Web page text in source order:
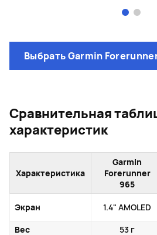
Выбрать Garmin
Сравнительная
характеристик
Характеристика
Garmin
Forerunner
965
Экран 1.4" AMOLED
Вес
53 г